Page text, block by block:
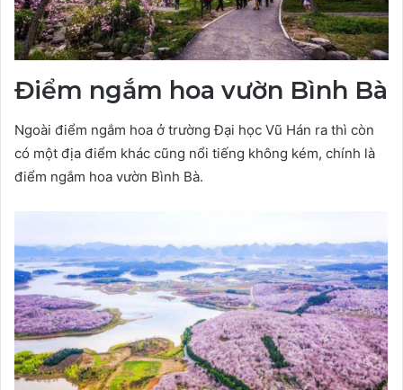
Điểm ngắm hoa vườn Bình Bà
Ngoài điểm ngắm hoa ở trường Đại học Vũ Hán ra thì còn
có một địa điểm khác cũng nổi tiếng không kém, chính là
điểm ngắm hoa vườn Bình Bà.